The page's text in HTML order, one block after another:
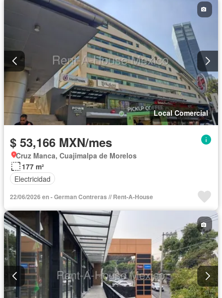
Local Comercial
$ 53,166 MXN/mes
Cruz Manca, Cuajimalpa de Morelos
177 m²
Electricidad
22/06/2026 en - German Contreras // Rent-A-House